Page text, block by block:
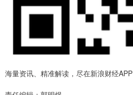
海量资讯、精准解读，尽在新浪财经APP